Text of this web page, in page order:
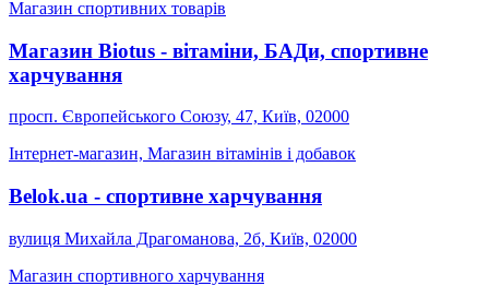
Магазин спортивних товарів
Магазин Biotus - вітаміни, БАДи, спортивне
харчування
просп. Європейського Союзу, 47, Київ, 02000
Інтернет-магазин, Магазин вітамінів і добавок
Belok.ua - спортивне харчування
вулиця Михайла Драгоманова, 2б, Київ, 02000
Магазин спортивного харчування